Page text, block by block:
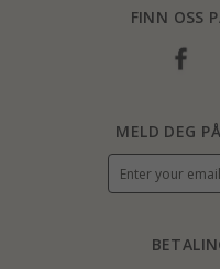
FINN OSS
MELD DEG